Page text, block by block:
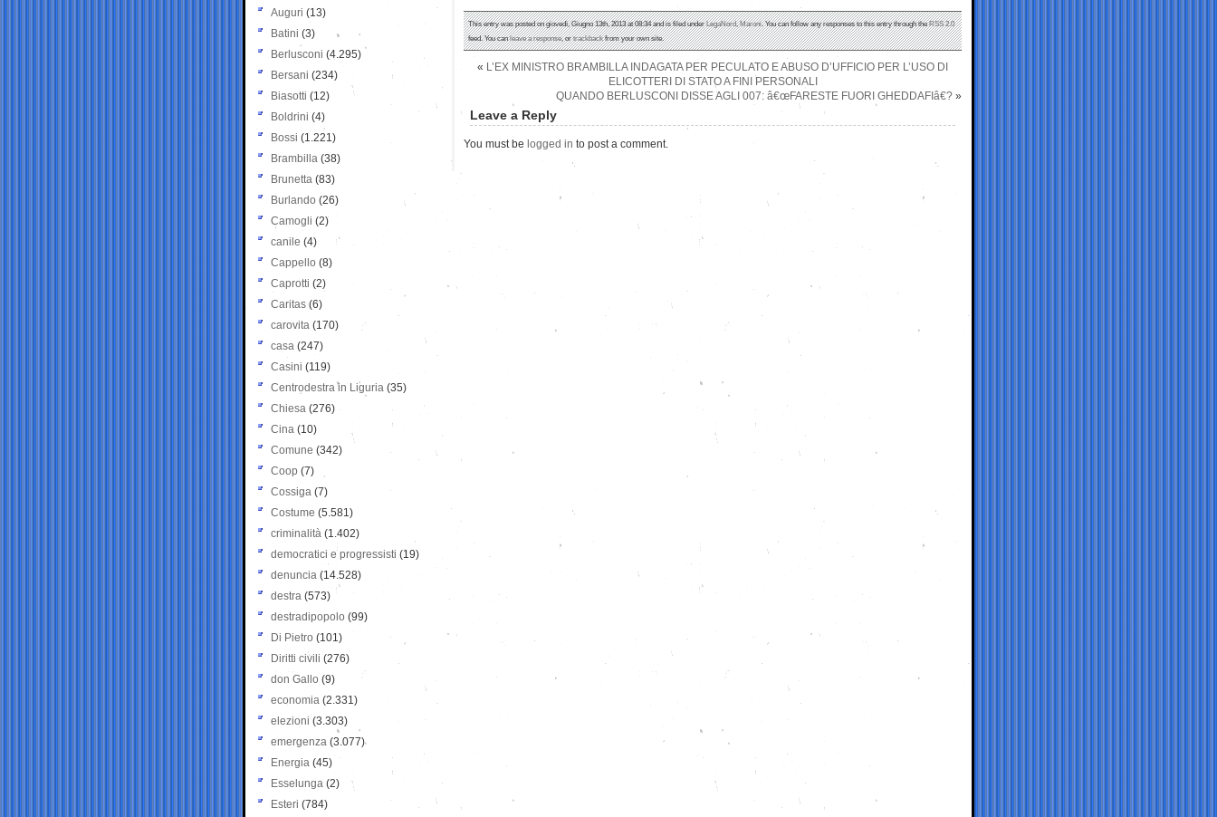
This entry was posted on giovedì, Giugno 13th, 2013 at 08:34 and is filed underLegaNord,Maroni. You can follow any responses to this entry through theRSS 2.0
feed. You canleave a response, ortrackbackfrom your own site.
« L’EX MINISTRO BRAMBILLA INDAGATA PER PECULATO E ABUSO D’UFFICIO PER L’USO DI
ELICOTTERI DI STATO A FINI PERSONALI
QUANDO BERLUSCONI DISSE AGLI 007: â€œFARESTE FUORI GHEDDAFIâ€? »
Leave a Reply
You must be logged in to post a comment.
Auguri (13)
Batini (3)
Berlusconi (4.295)
Bersani (234)
Biasotti (12)
Boldrini (4)
Bossi (1.221)
Brambilla (38)
Brunetta (83)
Burlando (26)
Camogli (2)
canile (4)
Cappello (8)
Caprotti (2)
Caritas (6)
carovita (170)
casa (247)
Casini (119)
Centrodestra in Liguria (35)
Chiesa (276)
Cina (10)
Comune (342)
Coop (7)
Cossiga (7)
Costume (5.581)
criminalità (1.402)
democratici e progressisti (19)
denuncia (14.528)
destra (573)
destradipopolo (99)
Di Pietro (101)
Diritti civili (276)
don Gallo (9)
economia (2.331)
elezioni (3.303)
emergenza (3.077)
Energia (45)
Esselunga (2)
Esteri (784)